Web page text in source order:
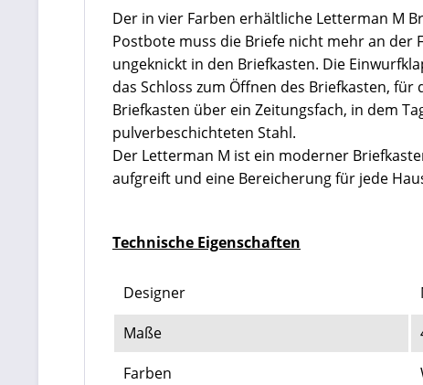
Der in vier Farben erhältliche Letterman M
Postbote muss die Briefe nicht mehr an der
ungeknickt in den Briefkasten. Die
das Schloss zum Öffnen des Briefkasten,
Briefkasten über ein Zeitungsfach, in dem
pulverbeschichteten Stahl.
Der Letterman M ist ein moderner
aufgreift und eine Bereicherung für jede
Technische Eigenschaften
Designer
Maße
Farben